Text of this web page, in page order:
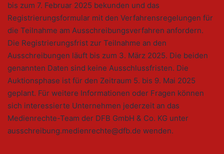
bis zum 7. Februar 2025 bekunden und das
Registrierungsformular mit den Verfahrensregelungen für
die Teilnahme am Ausschreibungsverfahren anfordern.
Die Registrierungsfrist zur Teilnahme an den
Ausschreibungen läuft bis zum 3. März 2025. Die beiden
genannten Daten sind keine Ausschlussfristen. Die
Auktionsphase ist für den Zeitraum 5. bis 9. Mai 2025
geplant. Für weitere Informationen oder Fragen können
sich interessierte Unternehmen jederzeit an das
Medienrechte-Team der DFB GmbH & Co. KG unter
ausschreibung.medienrechte@dfb.de wenden.